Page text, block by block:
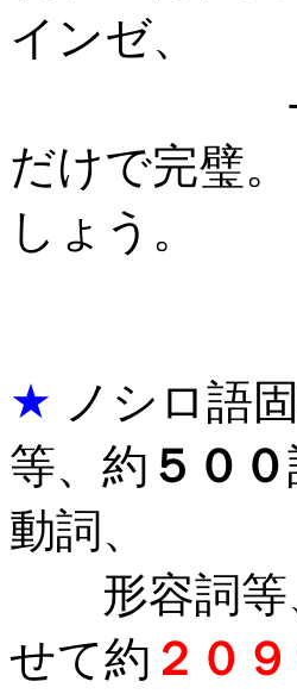
インゼ、
-RInZE
だけで完璧
しょう。
★ ノシロ語
等、約 ５００
動詞、
形容詞等
せて約 ２０